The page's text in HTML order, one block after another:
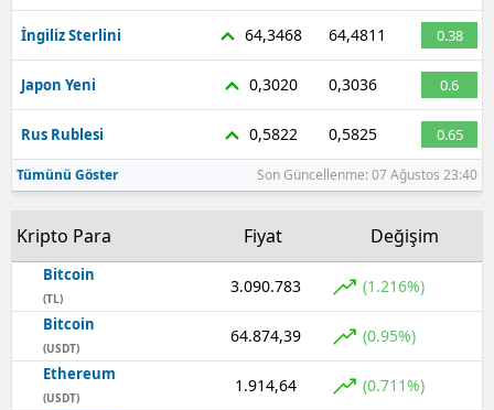
Samsun
Siirt
Sinop
Sivas
Tokat
Trabzon
Şanlıurfa
İngiliz Sterlini 64,3468 64,4811 0.38
Japon Yeni 0,3020 0,3036 0.6
Rus Rublesi 0,5822 0,5825 0.65
Tümünü Göster Son Güncellenme: 07 Ağustos 23:40
Kripto Para Fiyat Değişim
Bitcoin
(TL)
3.090.783 (1.216%)
Bitcoin
(USDT)
64.874,39 (0.95%)
Ethereum
(USDT)
1.914,64 (0.711%)